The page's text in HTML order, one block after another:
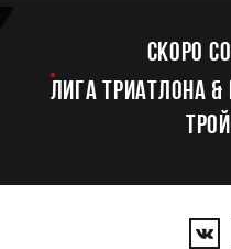
Скоро
ЛИГА ТРИАТЛОНА &